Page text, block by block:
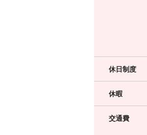
休日制度
休暇
交通費